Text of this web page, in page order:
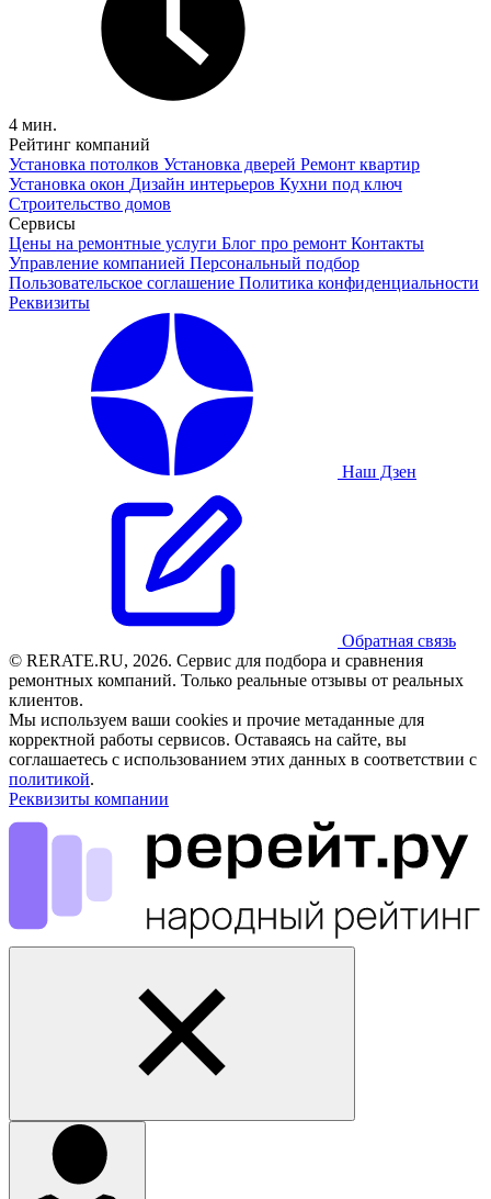
4 мин.
Рейтинг компаний
Установка потолков Установка дверей Ремонт квартир
Установка окон Дизайн интерьеров Кухни под ключ
Строительство домов
Сервисы
Цены на ремонтные услуги Блог про ремонт Контакты
Управление компанией Персональный подбор
Пользовательское соглашение Политика конфиденциальности
Реквизиты
Наш Дзен
Обратная связь
© RERATE.RU, 2026. Сервис для подбора и сравнения
ремонтных компаний. Только реальные отзывы от реальных
клиентов.
Мы используем ваши cookies и прочие метаданные для
корректной работы сервисов. Оставаясь на сайте, вы
соглашаетесь с использованием этих данных в соответствии с
политикой.
Реквизиты компании